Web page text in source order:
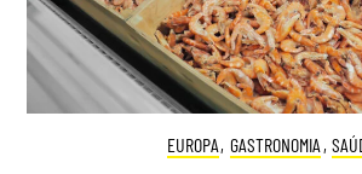
EUROPA, GASTRONOMIA ,